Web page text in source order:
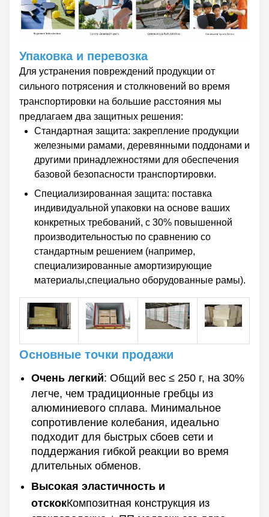
Упаковка и перевозка
Для устранения повреждений продукции от
сильного потрясения и столкновений во время
транспортировки на большие расстояния мы
предлагаем два защитных решения:
Стандартная защита: закрепление продукции
железными рамами, деревянными поддонами и
другими принадлежностями для обеспечения
базовой безопасности транспортировки.
Специализированная защита: поставка
индивидуальной упаковки на основе ваших
конкретных требований, с 30% повышенной
производительностью по сравнению со
стандартным решением (например,
специализированные амортизирующие
материалы,специально оборудованные рамы).
Основные точки продажи
Очень легкий: Общий вес ≤ 250 г, на 30%
легче, чем традиционные гребцы из
алюминиевого сплава. Минимальное
сопротивление колебания, идеально
подходит для быстрых сбоев сети и
поддержания гибкой реакции во время
длительных обменов.
Высокая эластичность и
отскокКомпозитная конструкция из